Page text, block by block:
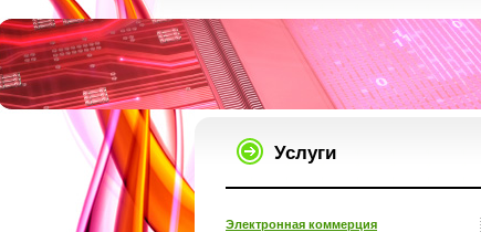
Услуги
Электронная коммерция